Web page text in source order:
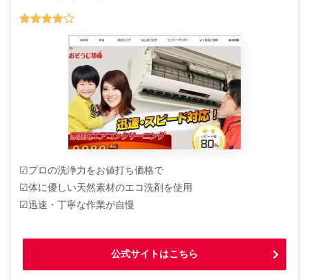
☑プロの洗浄力をお値打ち価格で
☑体に優しい天然素材のエコ洗剤を使用
☑迅速・丁寧な作業が自慢
公式サイトはこちら